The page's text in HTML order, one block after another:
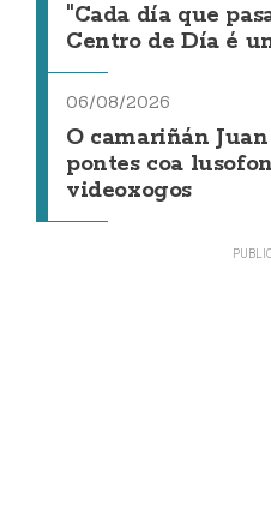
"Cada día que
Centro de Día é
06/08/2026
O camariñán
pontes coa
videoxogos